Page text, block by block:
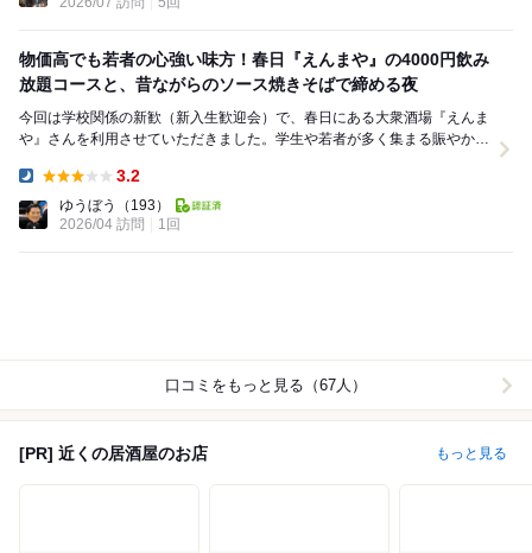
物価高でも若者の心強い味方！春日『えんまや』の4000円飲み
放題コースと、昔ながらのソース焼きそばで締める夜
今回は学校関係の新歓（新入生歓迎会）で、春日にある大衆酒場『えんま
や』さんを利用させていただきました。学生や若者が多く集まる賑やかな
3.2
ゆうぼう
（193）
2026/04 訪問
1回
口コミをもっと見る（67人）
[PR] 近くの居酒屋のお店 もっと見る